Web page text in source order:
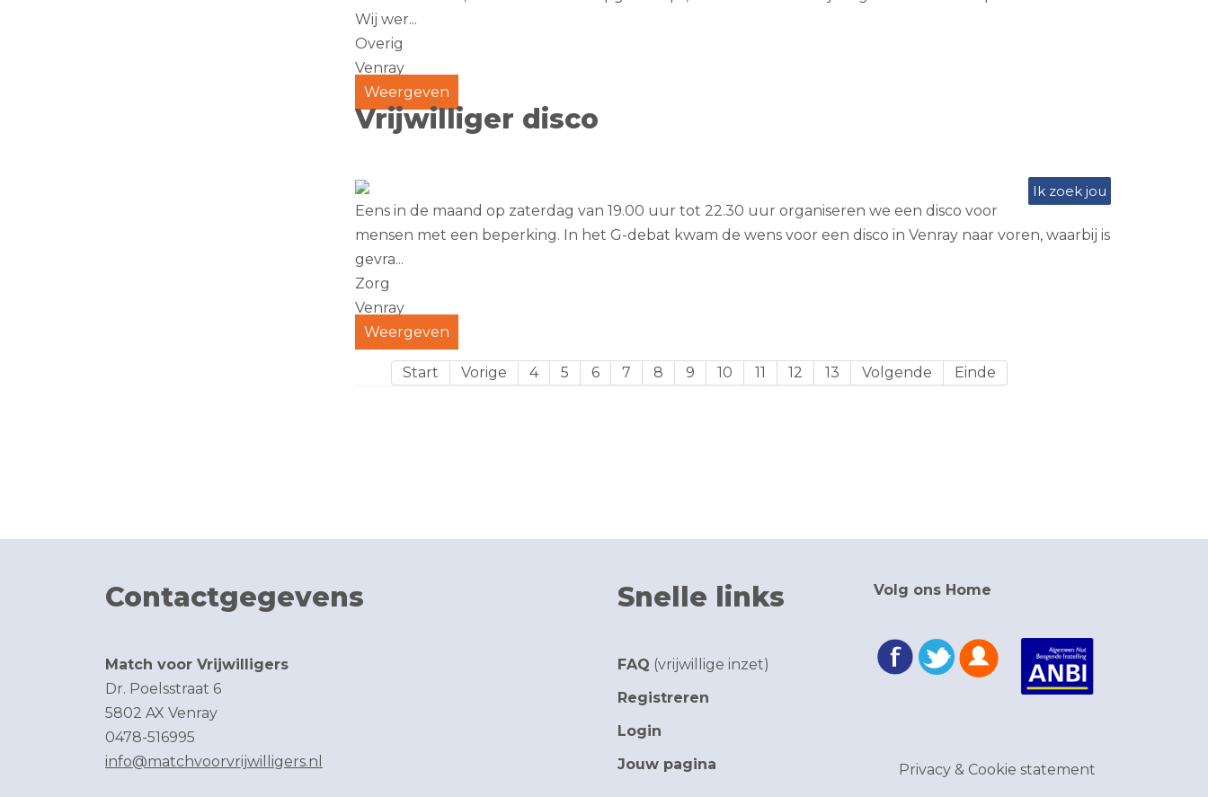
Wij wer...
Overig
Venray
Weergeven
Vrijwilliger disco
Ik zoek jou
Eens in de maand op zaterdag van 19.00 uur tot 22.30 uur organiseren we een disco voor
mensen met een beperking. In het G-debat kwam de wens voor een disco in Venray naar voren, waarbij is
gevra...
Zorg
Venray
Weergeven
Start Vorige 4 5 6 7 8 9 10 11 12 13 Volgende Einde
Contactgegevens
Match voor Vrijwilligers
Dr. Poelsstraat 6
5802 AX Venray
0478-516995
info@matchvoorvrijwilligers.nl
Snelle links
FAQ (vrijwillige inzet)
Registreren
Login
Jouw pagina
Volg ons Home
Privacy & Cookie statement